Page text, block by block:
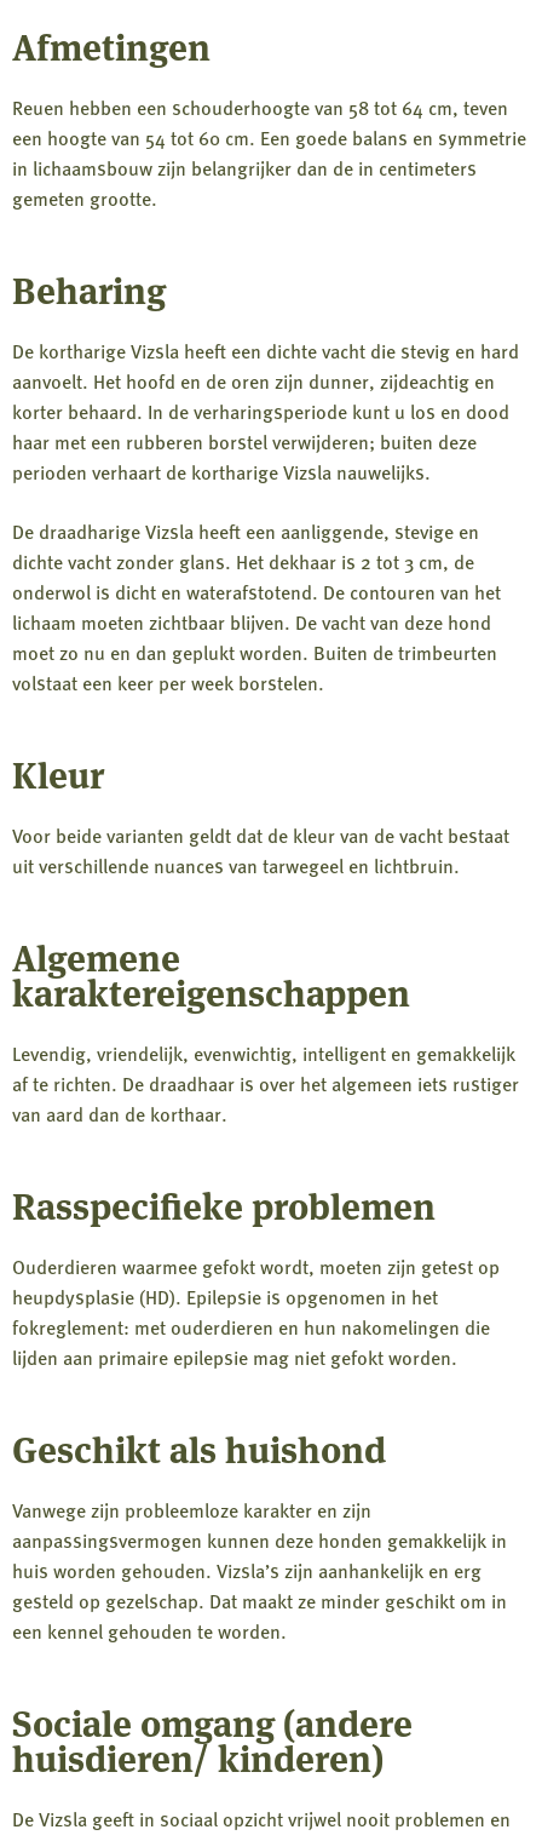
Afmetingen
Reuen hebben een schouderhoogte van 58 tot 64 cm, teven
een hoogte van 54 tot 60 cm. Een goede balans en symmetrie
in lichaamsbouw zijn belangrijker dan de in centimeters
gemeten grootte.
Beharing
De kortharige Vizsla heeft een dichte vacht die stevig en hard
aanvoelt. Het hoofd en de oren zijn dunner, zijdeachtig en
korter behaard. In de verharingsperiode kunt u los en dood
haar met een rubberen borstel verwijderen; buiten deze
perioden verhaart de kortharige Vizsla nauwelijks.
De draadharige Vizsla heeft een aanliggende, stevige en
dichte vacht zonder glans. Het dekhaar is 2 tot 3 cm, de
onderwol is dicht en waterafstotend. De contouren van het
lichaam moeten zichtbaar blijven. De vacht van deze hond
moet zo nu en dan geplukt worden. Buiten de trimbeurten
volstaat een keer per week borstelen.
Kleur
Voor beide varianten geldt dat de kleur van de vacht bestaat
uit verschillende nuances van tarwegeel en lichtbruin.
Algemene
karaktereigenschappen
Levendig, vriendelijk, evenwichtig, intelligent en gemakkelijk
af te richten. De draadhaar is over het algemeen iets rustiger
van aard dan de korthaar.
Rasspecifieke problemen
Ouderdieren waarmee gefokt wordt, moeten zijn getest op
heupdysplasie (HD). Epilepsie is opgenomen in het
fokreglement: met ouderdieren en hun nakomelingen die
lijden aan primaire epilepsie mag niet gefokt worden.
Geschikt als huishond
Vanwege zijn probleemloze karakter en zijn
aanpassingsvermogen kunnen deze honden gemakkelijk in
huis worden gehouden. Vizsla’s zijn aanhankelijk en erg
gesteld op gezelschap. Dat maakt ze minder geschikt om in
een kennel gehouden te worden.
Sociale omgang (andere
huisdieren/ kinderen)
De Vizsla geeft in sociaal opzicht vrijwel nooit problemen en